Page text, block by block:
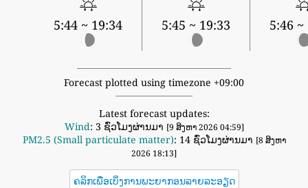
5:44 ~ 19:34 5:45 ~ 19:33 5:46 ~
Forecast plotted using timezone +09:00
Latest forecast updates:
Wind: 3 ຊົ່ວໂມງຜ່ານມາ [9 ສິງຫາ 2026 04:59]
PM2.5 (Small particulate matter): 14 ຊົ່ວໂມງຜ່ານມາ [8 ສິງຫາ
2026 18:13]
ຄລິກເພື່ອເບິ່ງການພະຍາກອນລາຍລະອຽດ